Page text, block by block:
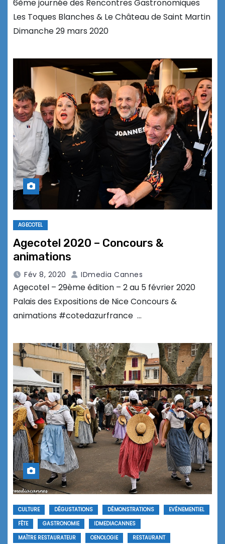
6ème journée des Rencontres Gastronomiques
Les Toques Blanches & Le Château de Saint Martin
Dimanche 29 mars 2020
AGECOTEL
Agecotel 2020 – Concours &
animations
Fév 8, 2020 IDmedia Cannes
Agecotel – 29ème édition – 2 au 5 février 2020
Palais des Expositions de Nice Concours &
animations #cotedazurfrance …
CULTURE DÉGUSTATIONS DÉMONSTRATIONS
EVÉNEMENTIEL
FÊTE
GASTRONOMIE
IDMEDIACANNES
MAÎTRE RESTAURATEUR
OENOLOGIE RESTAURANT